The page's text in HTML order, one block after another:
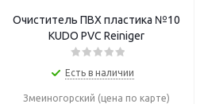
Очиститель ПВХ пластика №10
KUDO PVC Reiniger
Есть в наличии
Змеиногорский (цена по карте)